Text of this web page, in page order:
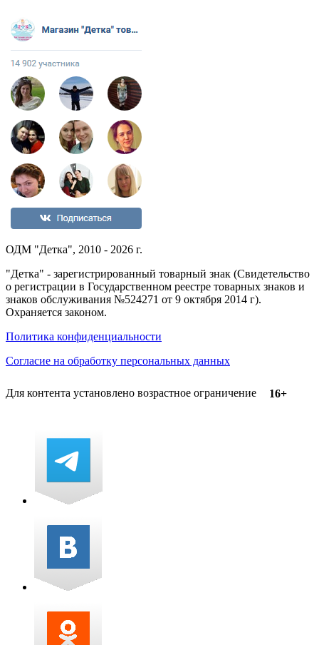
ОДМ "Детка", 2010 - 2026 г.
"Детка" - зарегистрированный товарный знак (Свидетельство
о регистрации в Государственном реестре товарных знаков и
знаков обслуживания №524271 от 9 октября 2014 г).
Охраняется законом.
Политика конфиденциальности
Согласие на обработку персональных данных
Для контента установлено возрастное ограничение 16+